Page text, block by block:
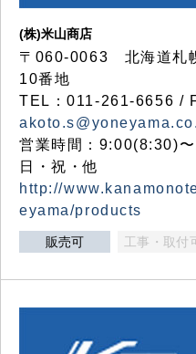
(株)米山商店
〒060-0063 北海道札
10番地
TEL：011-261-6656 /
営業時間：9:00(8:30)
日・祝・他
http://
eyama/products
販売可 工事・取付